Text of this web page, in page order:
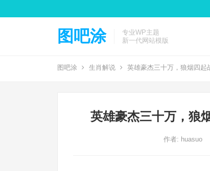
图吧涂
专业WP主题
新一代网站模版
图吧涂 生肖解说 英雄豪杰三十万，狼烟四起
英雄豪杰三十万，狼
作者: huasuo